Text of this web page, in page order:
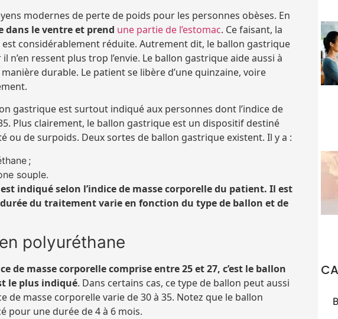
modernes de perte de poids pour les personnes obèses. En
dans le ventre et prend une partie de l’estomac. Ce faisant, la
considérablement réduite. Autrement dit, le ballon gastrique
n’en ressent plus trop l’envie. Le ballon gastrique aide aussi à
durable. Le patient se libère d’une quinzaine, voire
gastrique est surtout indiqué aux personnes dont l’indice de
Plus clairement, le ballon gastrique est un dispositif destiné
ou de surpoids. Deux sortes de ballon gastrique existent. Il y a :
;
souple.
indiqué selon l’indice de masse corporelle du patient. Il est
du traitement varie en fonction du type de ballon et de
polyuréthane
de masse corporelle comprise entre 25 et 27, c’est le ballon
le plus indiqué. Dans certains cas, ce type de ballon peut aussi
de masse corporelle varie de 30 à 35. Notez que le ballon
pour une durée de 4 à 6 mois.